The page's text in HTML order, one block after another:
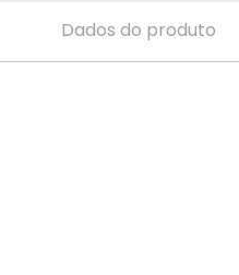
Dados do produto